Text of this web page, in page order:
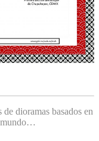
dioramas basados en
mundo…